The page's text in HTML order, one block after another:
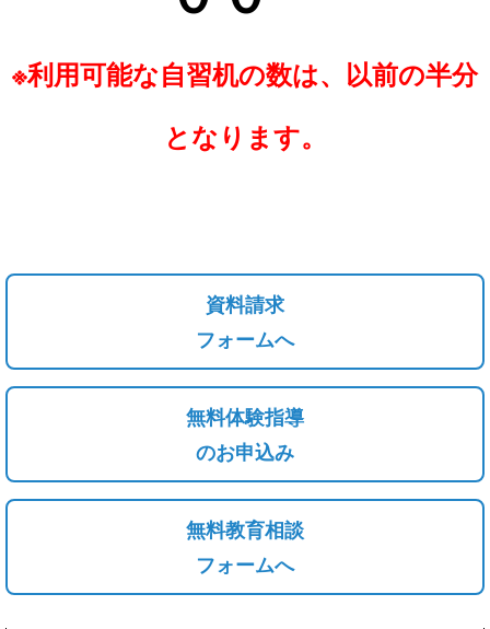
※利用可能な自習机の数は、以前の半分
となります。
資料請求
フォームへ
無料体験指導
のお申込み
無料教育相談
フォームへ